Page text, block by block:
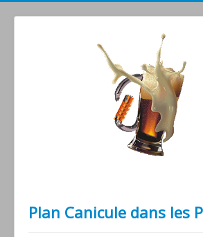
Plan Canicule dans les